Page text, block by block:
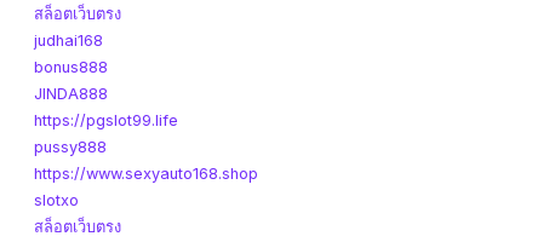
สล็อตเว็บตรง
judhai168
bonus888
JINDA888
https://pgslot99.life
pussy888
https://www.sexyauto168.shop
slotxo
สล็อตเว็บตรง